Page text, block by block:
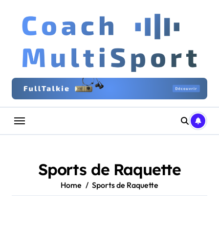
content
Sports de Raquette
Home Sports de Raquette